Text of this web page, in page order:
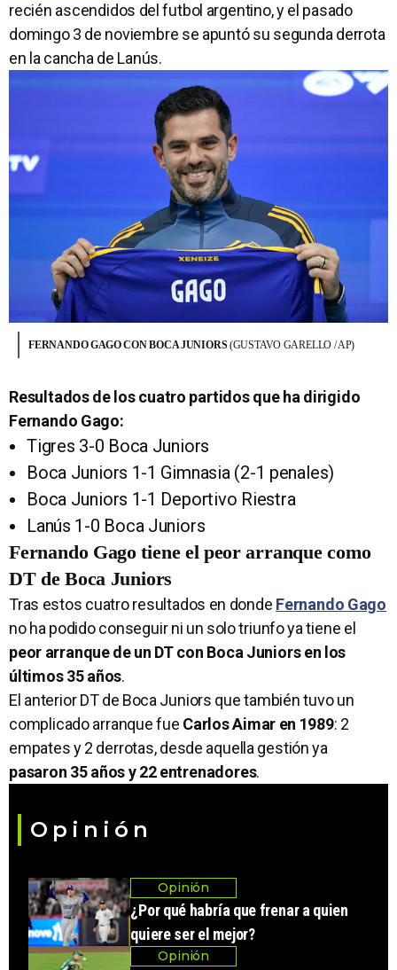
recién ascendidos del futbol argentino, y el pasado
domingo 3 de noviembre se apuntó su segunda derrota
en la cancha de Lanús.
FERNANDO GAGO CON BOCA JUNIORS(GUSTAVO GARELLO / AP)
Resultados de los cuatro partidos que ha dirigido
Fernando Gago:
Tigres 3-0 Boca Juniors
Boca Juniors 1-1 Gimnasia (2-1 penales)
Boca Juniors 1-1 Deportivo Riestra
Lanús 1-0 Boca Juniors
Fernando Gago tiene el peor arranque como
DT de Boca Juniors
Tras estos cuatro resultados en donde Fernando Gago
no ha podido conseguir ni un solo triunfo ya tiene el
peor arranque de un DT con Boca Juniors en los
últimos 35 años.
El anterior DT de Boca Juniors que también tuvo un
complicado arranque fue Carlos Aimar en 1989: 2
empates y 2 derrotas, desde aquella gestión ya
pasaron 35 años y 22 entrenadores.
Opinión
Opinión
¿Por qué habría que frenar a quien
quiere ser el mejor?
Opinión